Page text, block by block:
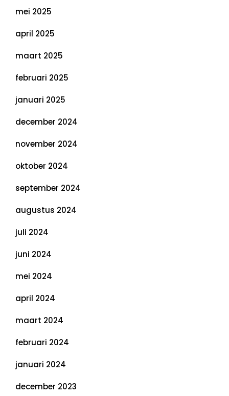
mei 2025
april 2025
maart 2025
februari 2025
januari 2025
december 2024
november 2024
oktober 2024
september 2024
augustus 2024
juli 2024
juni 2024
mei 2024
april 2024
maart 2024
februari 2024
januari 2024
december 2023